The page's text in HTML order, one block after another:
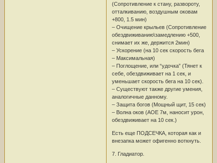
(Сопротивление к стану, развороту,
отталкиванию, воздушным оковам
+800, 1.5 мин)
– Очищение крыльев (Сопротивление
обездвиживанию\замедлению +500,
снимает их же, держится 2мин)
– Ускорение (на 10 сек скорость бега
– Максимальная)
– Поглощение, или “удочка” (Тянет к
себе, обездвиживает на 1 сек, и
уменьшает скорость бега на 10 сек).
– Существуют также другие умения,
аналогичные данному.
– Защита богов (Мощный щит, 15 сек)
– Волна оков (АОЕ 7м, наносит урон,
обездвиживает на 10 сек.)
Есть еще ПОДСЕЧКА, которая как и
внезапка может офигенно воткнуть.
7. Гладиатор.